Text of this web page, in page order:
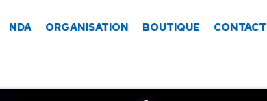
NDA ORGANISATION BOUTIQUE CONTACT